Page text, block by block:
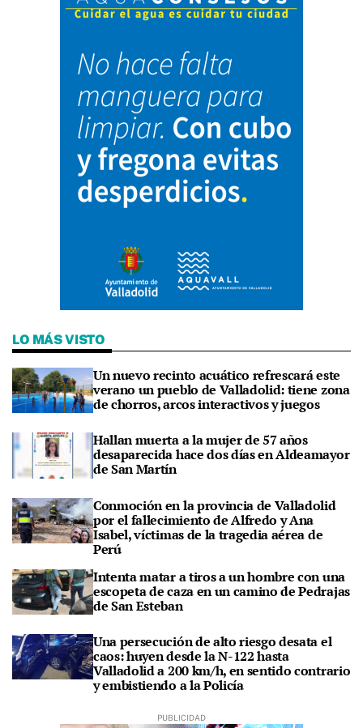
LO MÁS VISTO
Un nuevo recinto acuático refrescará este
verano un pueblo de Valladolid: tiene zona
de chorros, arcos interactivos y juegos
Hallan muerta a la mujer de 57 años
desaparecida hace dos días en Aldeamayor
de San Martín
Conmoción en la provincia de Valladolid
por el fallecimiento de Alfredo y Ana
Isabel, víctimas de la tragedia aérea de
Perú
Intenta matar a tiros a un hombre con una
escopeta de caza en un camino de Pedrajas
de San Esteban
Una persecución de alto riesgo desata el
caos: huyen desde la N-122 hasta
Valladolid a 200 km/h, en sentido contrario
y embistiendo a la Policía